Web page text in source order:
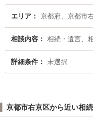
エリア 京都府、京都市
相談内容 相続・遺言、
詳細条件 未選択
京都市右京区から近い相